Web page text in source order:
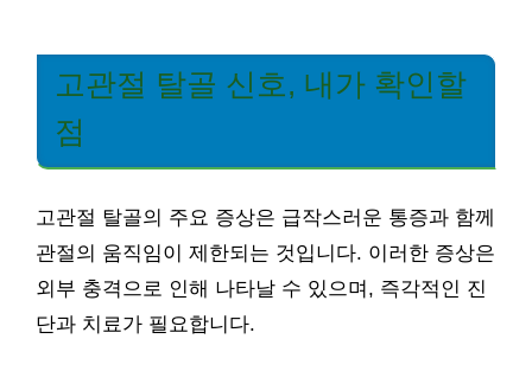
고관절 탈골 신호, 내가 확인할
점
고관절 탈골의 주요 증상은 급작스러운 통증과 함께
관절의 움직임이 제한되는 것입니다. 이러한 증상은
외부 충격으로 인해 나타날 수 있으며, 즉각적인 진
단과 치료가 필요합니다.